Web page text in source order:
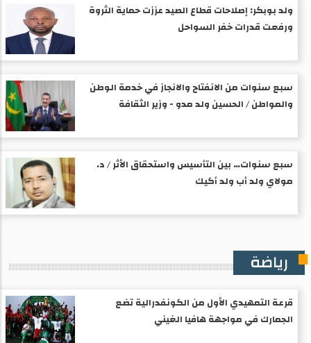
ولد بوبكر: إصلاحات قطاع الصيد عززت حماية الثروة
ورفعت قدرات خفر السواحل
سبع سنوات من الانفتاح والانجاز في خدمة الوطن
والمواطن / الحسين ولد مدو - وزير الثقافة
سبع سنوات… بين التأسيس واستحقاق الأثر / د.
مولاي ولد أب ولد أكيك
رياضة
قرعة التمهيدي الأول من الكونفدرالية تضع
الجمارك في مواجهة هافيا الغيني